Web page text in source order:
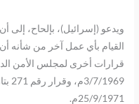
ويدعو (إسرائيل)، بإلحاح، إلى
القيام بأي عمل آخر من شأنه
25/9/1971م.